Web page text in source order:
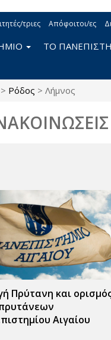
τριες Απόφοιτοι/ες
ΤΟ
> Ρόδος > Λήμνος
Πρύτανη και
Αιγαίου